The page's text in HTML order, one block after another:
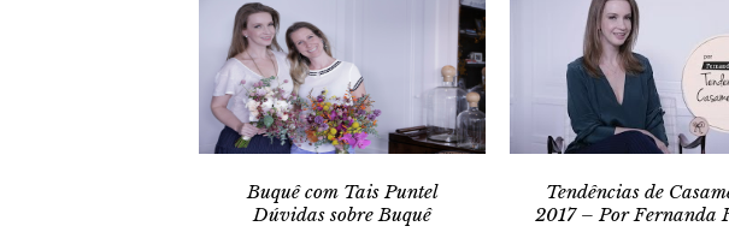
Buquê com Tais Puntel
Dúvidas sobre Buquê
Tendências de
2017 – Por Fernanda